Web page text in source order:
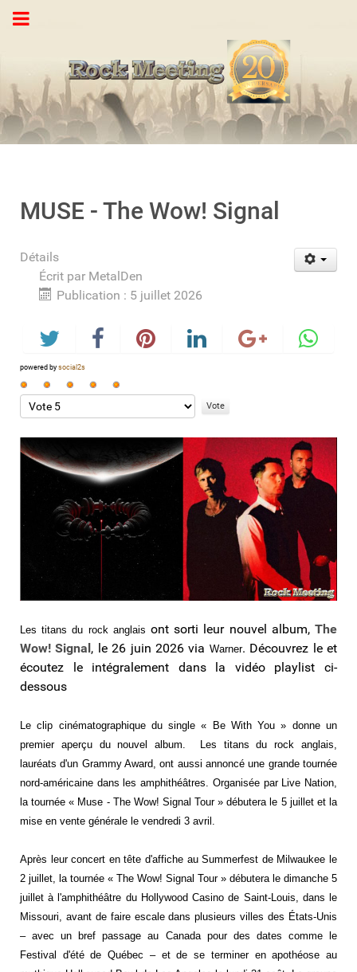
MUSE - The Wow! Signal
Détails
Écrit par MetalDen
Publication : 5 juillet 2026
powered by social2s
Vote
utilisateur:
Veuillez
voter
Les titans du rock anglais ont sorti leur nouvel album,The
Wow! Signal, le 26 juin 2026 via Warner. Découvrez le et
écoutez le intégralement dans la vidéo playlist ci-
dessous
Le clip cinématographique du single « Be With You » donne un
premier aperçu du nouvel album.
Les titans du rock anglais,
lauréats d'un Grammy Award, ont aussi annoncé une grande tournée
nord-américaine dans les amphithéâtres. Organisée par Live Nation,
la tournée « Muse - The Wow! Signal Tour » débutera le 5 juillet et la
mise en vente générale le vendredi 3 avril.
Après leur concert en tête d'affiche au Summerfest de Milwaukee le
2 juillet, la tournée « The Wow! Signal Tour » débutera le dimanche 5
juillet à l'amphithéâtre du Hollywood Casino de Saint-Louis, dans le
Missouri, avant de faire escale dans plusieurs villes des États-Unis
– avec un bref passage au Canada pour des dates comme le
Festival d'été de Québec – et de se terminer en apothéose au